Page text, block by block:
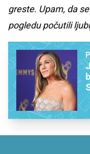
greste. Upam, da
pogledu počutili